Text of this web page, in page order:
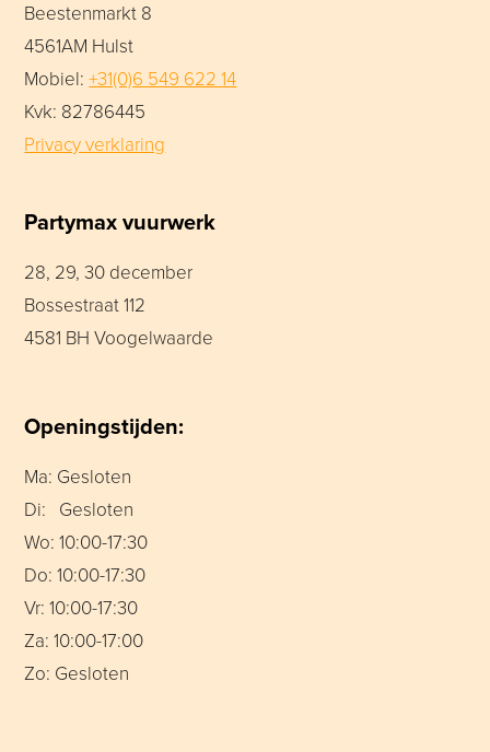
Beestenmarkt 8
4561AM Hulst
Mobiel:+31(0)6 549 622 14
Kvk: 82786445
Privacy verklaring
Partymax vuurwerk
28, 29, 30 december
Bossestraat 112
4581 BH Voogelwaarde
Openingstijden:
Ma: Gesloten
Di: Gesloten
Wo: 10:00-17:30
Do: 10:00-17:30
Vr: 10:00-17:30
Za: 10:00-17:00
Zo: Gesloten